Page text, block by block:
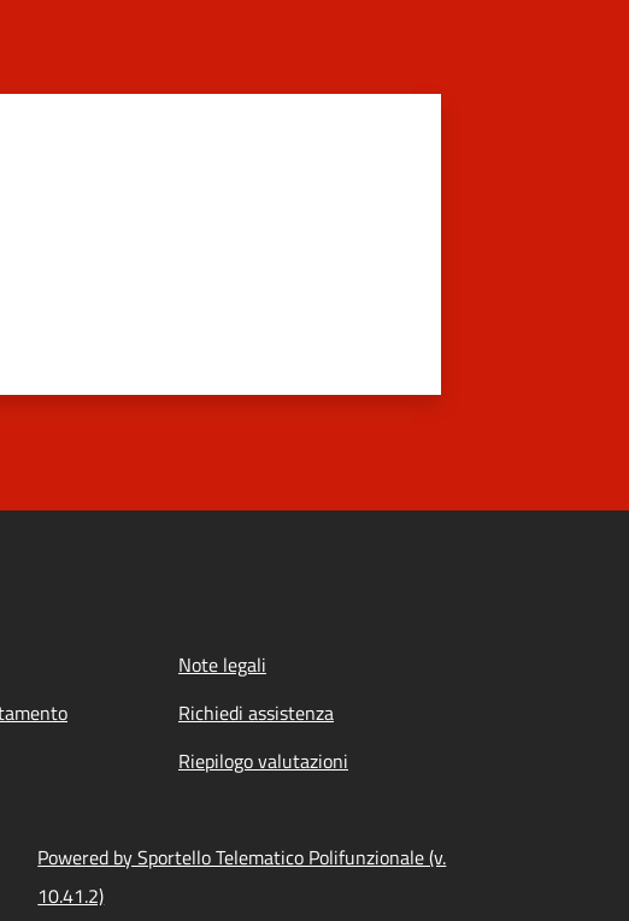
Note legali
Richiedi assistenza
Riepilogo valutazioni
Powered by Sportello Telematico Polifunzionale (v.
10.41.2)